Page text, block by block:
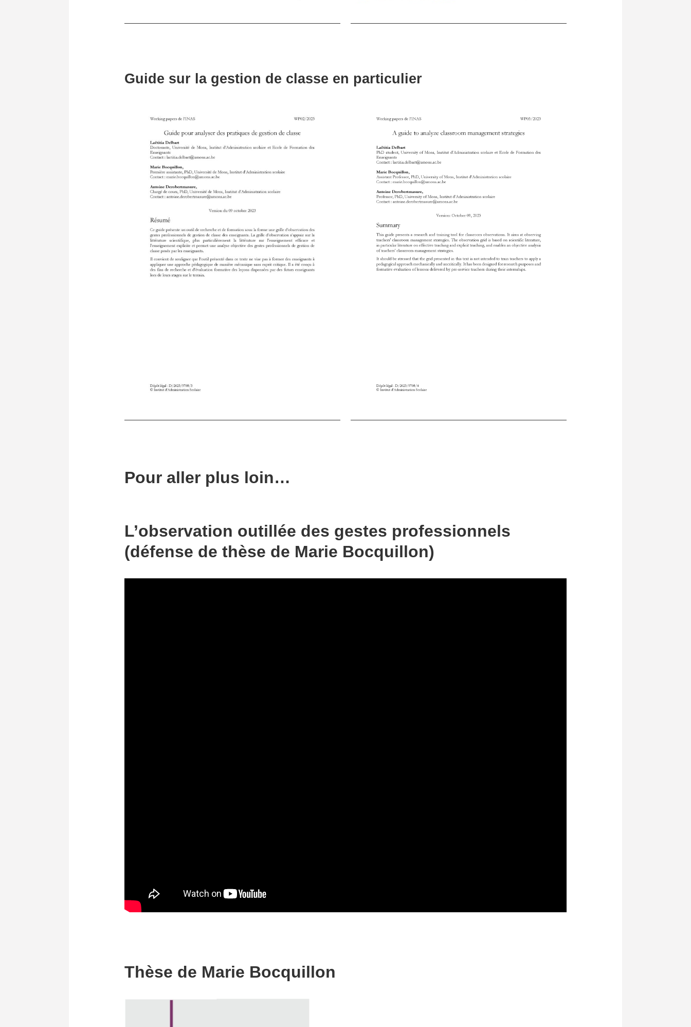
Guide sur la gestion de classe en particulier
Pour aller plus loin…
L’observation outillée des gestes professionnels
(défense de thèse de Marie Bocquillon)
Thèse de Marie Bocquillon